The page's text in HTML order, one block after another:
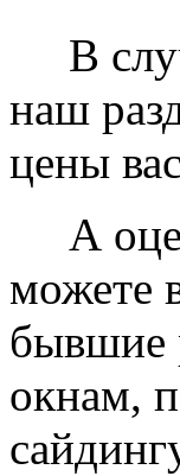
В
наш
цены
А
можете
бывшие
окнам,